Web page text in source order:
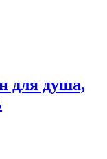
для душа,